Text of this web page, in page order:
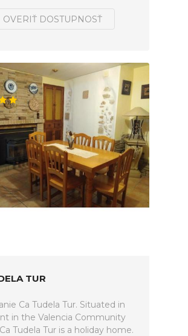
OVERIŤ DOSTUPNOSŤ
TUR
Ca Tudela Tur. Situated in
in the Valencia Community
Tudela Tur is a holiday home.